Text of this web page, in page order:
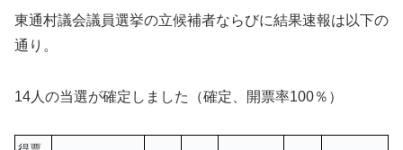
東通村議会議員選挙の立候補者ならびに結果速報は以下の
通り。
14人の当選が確定しました（確定、開票率100％）